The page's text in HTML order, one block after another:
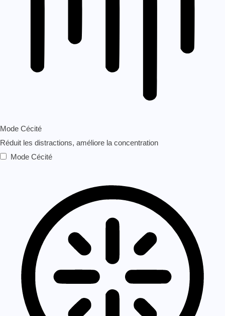
Mode Cécité
Réduit les distractions, améliore la concentration
Mode Cécité